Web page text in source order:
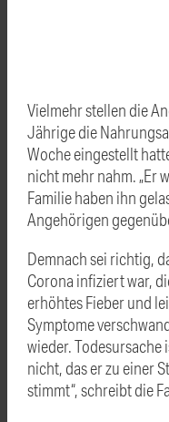
Vielmehr stellen die
Jährige die
Woche eingestellt
nicht mehr nahm. „Er
Familie haben ihn
Angehörigen
Demnach sei richtig,
Corona infiziert war,
erhöhtes Fieber und
Symptome
wieder.
nicht, das er zu einer
stimmt“, schreibt die